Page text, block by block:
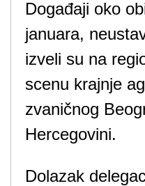
Događaji oko
januara,
izveli su na
scenu krajnje
zvaničnog
Hercegovini.
Dolazak